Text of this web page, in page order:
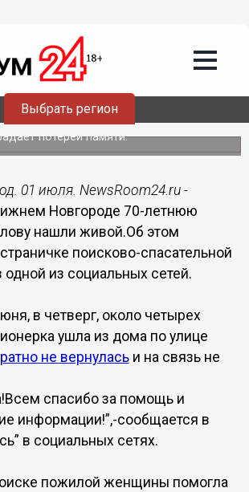
Выбрать регион
Нижнем 70-летняя
найдена
потерей памяти.
01 июля. NewsRoom24.ru -
Новгороде 70-летнюю
нашли живой.Об этом
поисково-спасательной
из социальных сетей.
в четверг, около четырех
ушла из дома по улице
не вернуласьи на связь не
спасибо за помощь и
информации!”,-сообщается в
в социальных сетях.
пожилой женщины помогла